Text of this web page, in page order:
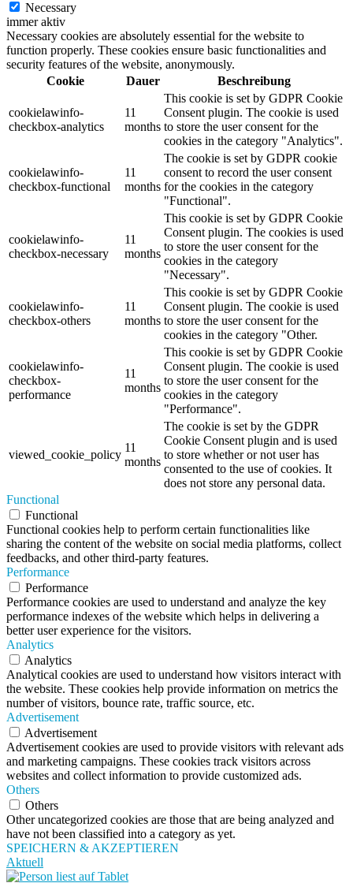
Necessary
immer aktiv
Necessary cookies are absolutely essential for the website to
function properly. These cookies ensure basic functionalities and
security features of the website, anonymously.
Cookie
Dauer Beschreibung
cookielawinfo-
checkbox-analytics
11
months
This cookie is set by GDPR Cookie
Consent plugin. The cookie is used
to store the user consent for the
cookies in the category "Analytics".
cookielawinfo-
checkbox-functional
11
months
The cookie is set by GDPR cookie
consent to record the user consent
for the cookies in the category
"Functional".
cookielawinfo-
checkbox-necessary
11
months
This cookie is set by GDPR Cookie
Consent plugin. The cookies is used
to store the user consent for the
cookies in the category
"Necessary".
cookielawinfo-
checkbox-others
11
months
This cookie is set by GDPR Cookie
Consent plugin. The cookie is used
to store the user consent for the
cookies in the category "Other.
cookielawinfo-
checkbox-
performance
11
months
This cookie is set by GDPR Cookie
Consent plugin. The cookie is used
to store the user consent for the
cookies in the category
"Performance".
viewed_cookie_policy
11
months
The cookie is set by the GDPR
Cookie Consent plugin and is used
to store whether or not user has
consented to the use of cookies. It
does not store any personal data.
Functional
Functional
Functional cookies help to perform certain functionalities like
sharing the content of the website on social media platforms, collect
feedbacks, and other third-party features.
Performance
Performance
Performance cookies are used to understand and analyze the key
performance indexes of the website which helps in delivering a
better user experience for the visitors.
Analytics
Analytics
Analytical cookies are used to understand how visitors interact with
the website. These cookies help provide information on metrics the
number of visitors, bounce rate, traffic source, etc.
Advertisement
Advertisement
Advertisement cookies are used to provide visitors with relevant ads
and marketing campaigns. These cookies track visitors across
websites and collect information to provide customized ads.
Others
Others
Other uncategorized cookies are those that are being analyzed and
have not been classified into a category as yet.
SPEICHERN & AKZEPTIEREN
Aktuell